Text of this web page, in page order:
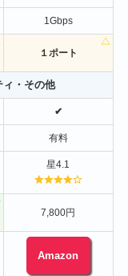
1Gbps
１ポート
ィ・その他
✔
有料
星4.1
7,800円
Amazon